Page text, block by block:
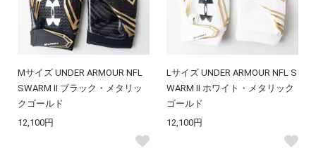
Mサイズ UNDER ARMOUR NFL
SWARM II ブラック・メタリッ
クゴールド
12,100円
Lサイズ UNDER ARMOUR NFL S
WARM II ホワイト・メタリック
ゴールド
12,100円